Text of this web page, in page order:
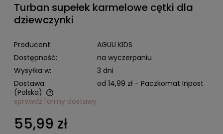
Turban supełek karmelowe cętki dla
dziewczynki
Producent:
AGUU KIDS
Dostępność:
na wyczerpaniu
Wysyłka w:
3 dni
Dostawa:
od 14,99 zł - Paczkomat Inpost
(Polska)
Cena nie zawiera ewentualnych kosztów płatności
sprawdź formy dostawy
55,99 zł